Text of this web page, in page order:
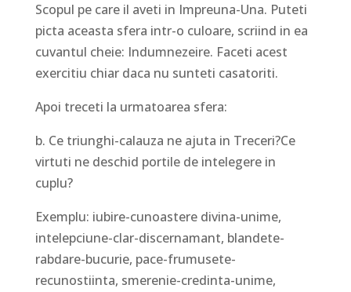
Scopul pe care il aveti in Impreuna-Una. Puteti
picta aceasta sfera intr-o culoare, scriind in ea
cuvantul cheie: Indumnezeire. Faceti acest
exercitiu chiar daca nu sunteti casatoriti.
Apoi treceti la urmatoarea sfera:
b. Ce triunghi-calauza ne ajuta in Treceri?Ce
virtuti ne deschid portile de intelegere in
cuplu?
Exemplu: iubire-cunoastere divina-unime,
intelepciune-clar-discernamant, blandete-
rabdare-bucurie, pace-frumusete-
recunostiinta, smerenie-credinta-unime,